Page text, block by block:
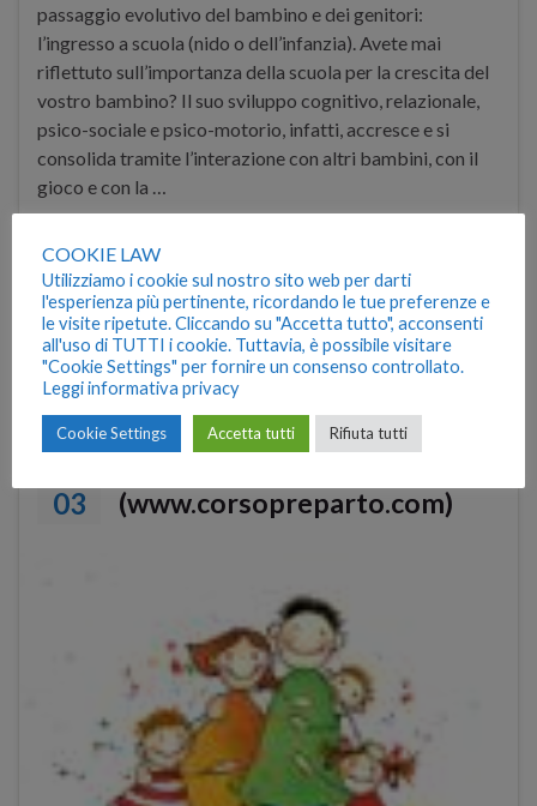
passaggio evolutivo del bambino e dei genitori:
l’ingresso a scuola (nido o dell’infanzia). Avete mai
riflettuto sull’importanza della scuola per la crescita del
vostro bambino? Il suo sviluppo cognitivo, relazionale,
psico-sociale e psico-motorio, infatti, accresce e si
consolida tramite l’interazione con altri bambini, con il
gioco e con la …
Continua a leggere
ansia separazione,ingresso scuola,nido,psicologia,
psicologia infanzia ,scuola infanzia,sostegno genitorialità
sviluppo bambino
03
(www.corsopreparto.com)
COOKIE LAW
Utilizziamo i cookie sul nostro sito web per darti
l'esperienza più pertinente, ricordando le tue preferenze e
le visite ripetute. Cliccando su "Accetta tutto", acconsenti
all'uso di TUTTI i cookie. Tuttavia, è possibile visitare
"Cookie Settings" per fornire un consenso controllato.
Leggi informativa privacy
Cookie Settings Accetta tutti Rifiuta tutti